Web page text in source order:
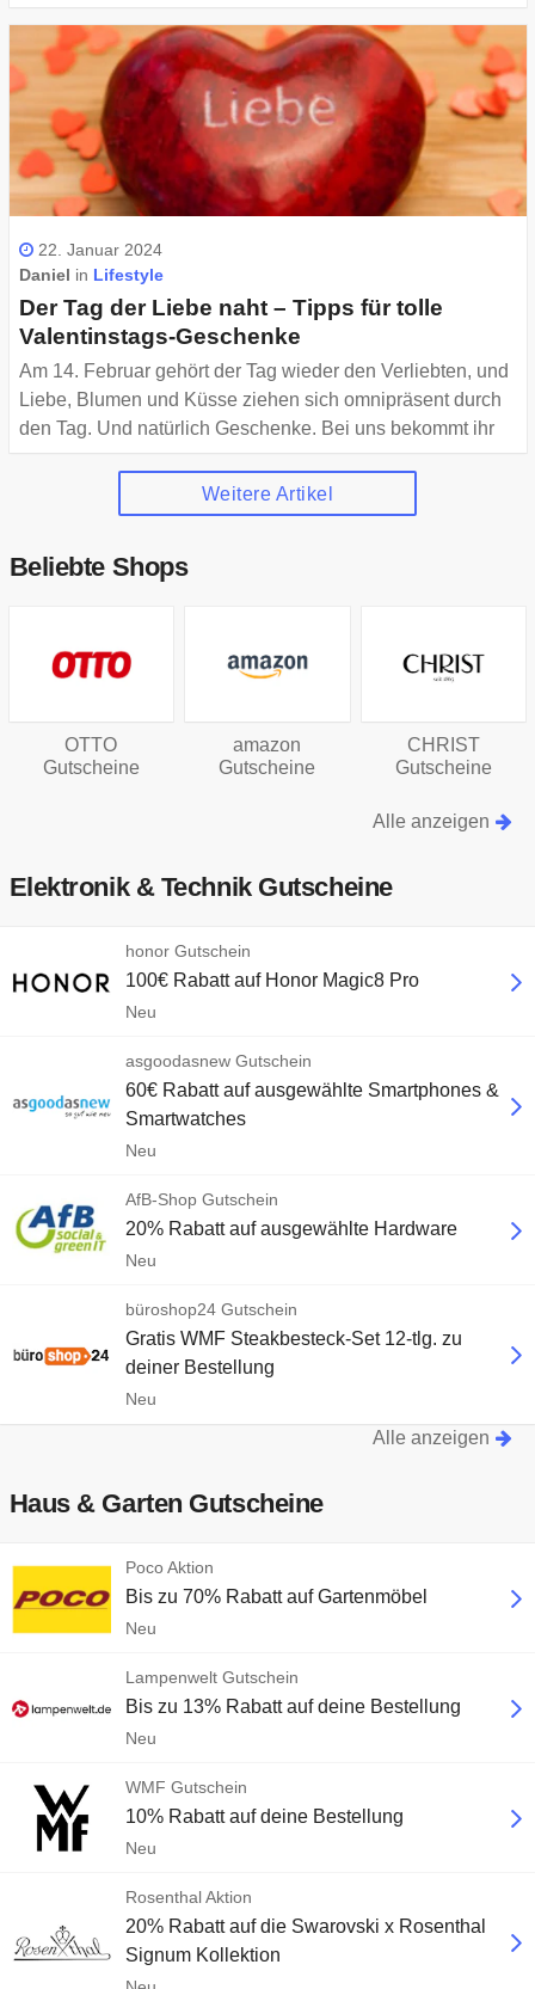
Darüber hinaus existieren viele weitere Missstände, die
von Gehaltsunterschieden über Body Shaming bis zum
Victim Blaming reichen. Bei Protestläufen und natürlich
online, bei Filmfestivals oder Konzerten wird weltweit am
8. März auf Ungleichgewichte hingewiesen und für
Gleichberechtigung gekämpft.
22. Januar 2024
Daniel in Lifestyle
Der Tag der Liebe naht – Tipps für tolle
Valentinstags-Geschenke
Am 14. Februar gehört der Tag wieder den Verliebten, und
Liebe, Blumen und Küsse ziehen sich omnipräsent durch
den Tag. Und natürlich Geschenke. Bei uns bekommt ihr
ein paar coole Valentinstag Ideen und erfahrt mehr über
die Hintergründe dieses Datums. Wer ist eigentlich dieser
Valentin und wo kommt der Tag her?
Weitere Artikel
Beliebte Shops
amazon
Gutscheine
CHRIST
Gutscheine
Groupon
Gutscheine
Alle anzeigen
Elektronik & Technik Gutscheine
honor Gutschein
100€ Rabatt auf Honor Magic8 Pro
Neu
asgoodasnew Gutschein
60€ Rabatt auf ausgewählte Smartphones &
Smartwatches
Neu
AfB-Shop Gutschein
20% Rabatt auf ausgewählte Hardware
Neu
büroshop24 Gutschein
Gratis WMF Steakbesteck-Set 12-tlg. zu
deiner Bestellung
Neu
Alle anzeigen
Haus & Garten Gutscheine
Poco Aktion
Bis zu 70% Rabatt auf Gartenmöbel
Neu
Lampenwelt Gutschein
Bis zu 13% Rabatt auf deine Bestellung
Neu
WMF Gutschein
10% Rabatt auf deine Bestellung
Neu
Rosenthal Aktion
20% Rabatt auf die Swarovski x Rosenthal
Signum Kollektion